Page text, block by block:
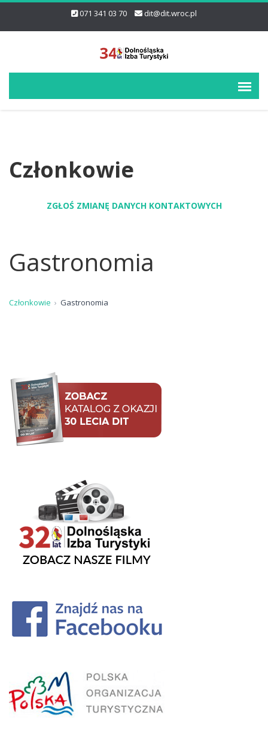
071 341 03 70 dit@dit.wroc.pl
Członkowie
ZGŁOŚ ZMIANĘ DANYCH KONTAKTOWYCH
Gastronomia
Członkowie Gastronomia